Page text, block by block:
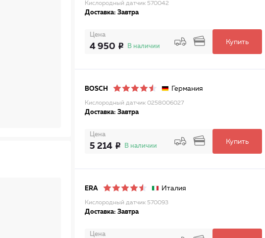
Кислородный датчик 570042
Доставка: Завтра
Цена
4 950 В наличии
Купить
BOSCH Германия
Кислородный датчик 0258006027
Доставка: Завтра
Цена
5 214 В наличии
Купить
ERA Италия
Кислородный датчик 570093
Доставка: Завтра
Цена